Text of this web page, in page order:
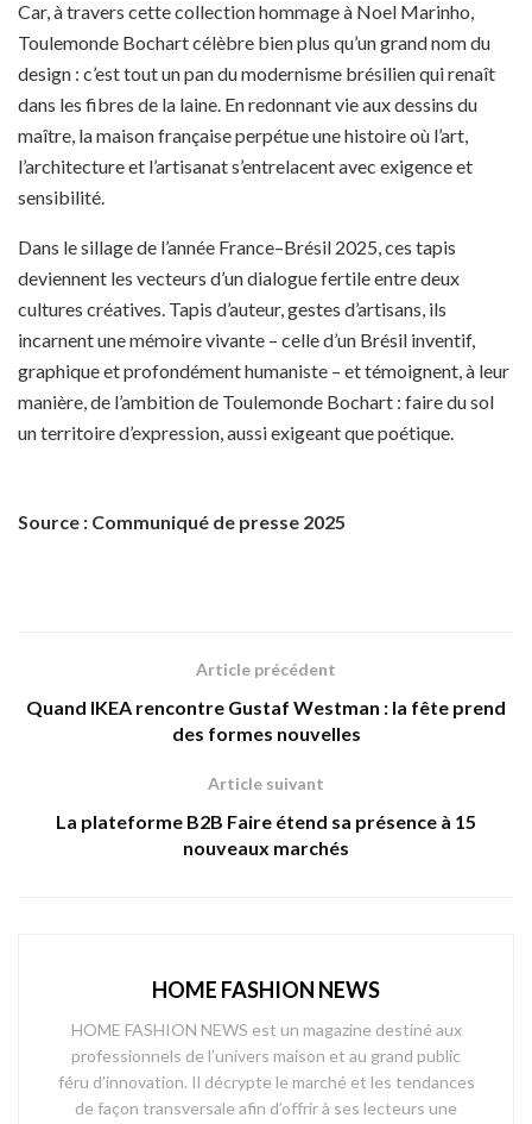
Car, à travers cette collection hommage à Noel Marinho,
Toulemonde Bochart célèbre bien plus qu’un grand nom du
design : c’est tout un pan du modernisme brésilien qui renaît
dans les fibres de la laine. En redonnant vie aux dessins du
maître, la maison française perpétue une histoire où l’art,
l’architecture et l’artisanat s’entrelacent avec exigence et
sensibilité.
Dans le sillage de l’année France–Brésil 2025, ces tapis
deviennent les vecteurs d’un dialogue fertile entre deux
cultures créatives. Tapis d’auteur, gestes d’artisans, ils
incarnent une mémoire vivante – celle d’un Brésil inventif,
graphique et profondément humaniste – et témoignent, à leur
manière, de l’ambition de Toulemonde Bochart : faire du sol
un territoire d’expression, aussi exigeant que poétique.
Source : Communiqué de presse 2025
Article précédent
Quand IKEA rencontre Gustaf Westman : la fête prend
des formes nouvelles
Article suivant
La plateforme B2B Faire étend sa présence à 15
nouveaux marchés
HOME FASHION NEWS
HOME FASHION NEWS est un magazine destiné aux
professionnels de l’univers maison et au grand public
féru d’innovation. Il décrypte le marché et les tendances
de façon transversale afin d’offrir à ses lecteurs une